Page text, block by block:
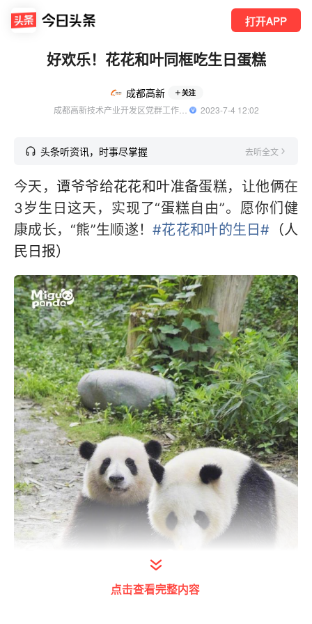
打开APP
好欢乐！花花和叶同框吃生日蛋糕
成都高新 关注
成都高新技术产业开发区党群工作部官方账号
  2023-7-4 12:02
头条听资讯，时事尽掌握 去听全文
今天，谭爷爷给花花和叶准备蛋糕，让他俩在
3岁生日这天，实现了“蛋糕自由”。愿你们健
康成长，“熊”生顺遂！#花花和叶的生日# （人
民日报）
点击查看完整内容